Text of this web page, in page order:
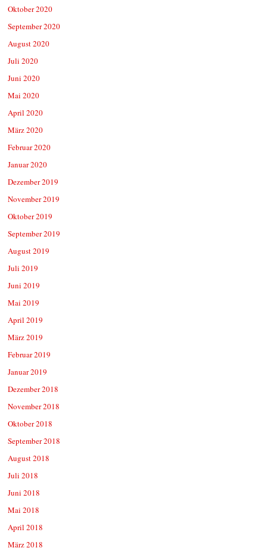
Oktober 2020
September 2020
August 2020
Juli 2020
Juni 2020
Mai 2020
April 2020
März 2020
Februar 2020
Januar 2020
Dezember 2019
November 2019
Oktober 2019
September 2019
August 2019
Juli 2019
Juni 2019
Mai 2019
April 2019
März 2019
Februar 2019
Januar 2019
Dezember 2018
November 2018
Oktober 2018
September 2018
August 2018
Juli 2018
Juni 2018
Mai 2018
April 2018
März 2018